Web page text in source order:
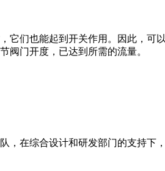
它们也能起到开关作用。因此，可
阀门开度，已达到所需的流量。
，在综合设计和研发部门的支持下